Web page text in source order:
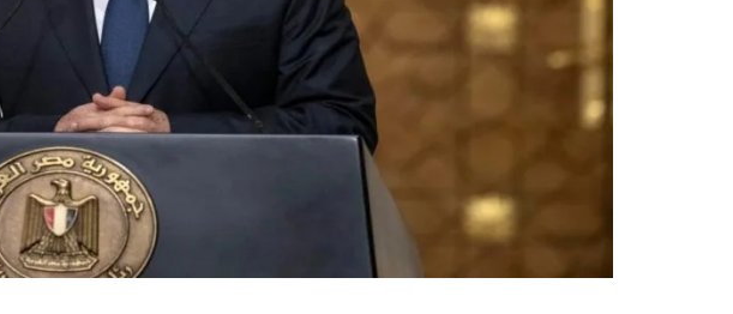
تغيير المنكر بالقلب أضعف الإيمان هل ينطبق على الدول؟!
شمال أفريقيا.. بين الحدود المصطنعة والمؤامرات المتجددة
سد النهضة وهندسة الجغرافيا الاستعمارية وحتمية الحل الجذري
السيسي واستحالة تحقيق الاكتفاء الذاتي
خلف شعار “أفريقيا إلى الأمام” يتخفى صراع الإحلال الاستعماري!